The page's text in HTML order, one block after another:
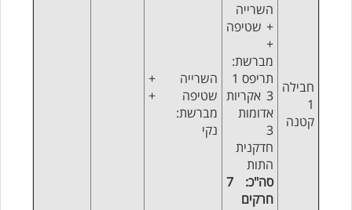
חבילה
1
קטנה
השרייה
+ שטיפה
+
מברשת:
תריפס 1
3 אקריות
אדומות
3
חדקנית
התות
סה"כ: 7
חרקים
השרייה +
שטיפה +
מברשת:
נקי